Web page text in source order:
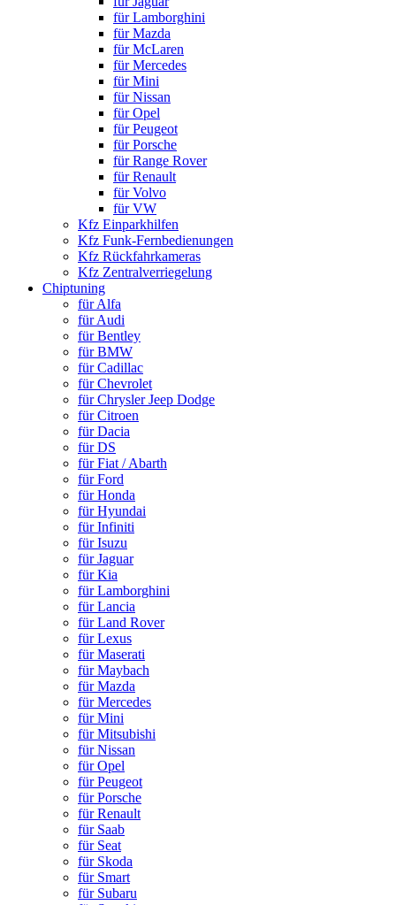
für Lamborghini
für Mazda
für McLaren
für Mercedes
für Mini
für Nissan
für Opel
für Peugeot
für Porsche
für Range Rover
für Renault
für Volvo
für VW
Kfz Einparkhilfen
Kfz Funk-Fernbedienungen
Kfz Rückfahrkameras
Kfz Zentralverriegelung
Chiptuning
für Alfa
für Audi
für Bentley
für BMW
für Cadillac
für Chevrolet
für Chrysler Jeep Dodge
für Citroen
für Dacia
für DS
für Fiat / Abarth
für Ford
für Honda
für Hyundai
für Infiniti
für Isuzu
für Jaguar
für Kia
für Lamborghini
für Lancia
für Land Rover
für Lexus
für Maserati
für Maybach
für Mazda
für Mercedes
für Mini
für Mitsubishi
für Nissan
für Opel
für Peugeot
für Porsche
für Renault
für Saab
für Seat
für Skoda
für Smart
für Subaru